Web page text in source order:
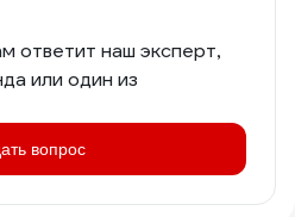
ответит наш эксперт,
или один из
вопрос